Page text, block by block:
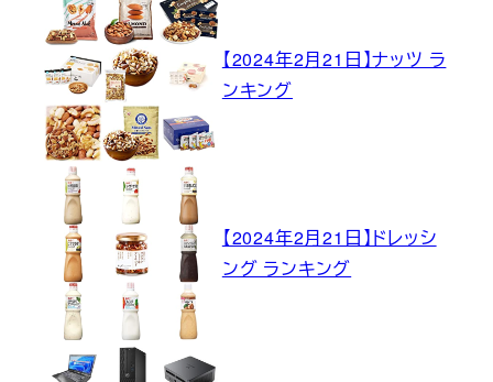
【2024年2月21日】ナッツ ラ
ンキング
【2024年2月21日】ドレッシ
ング ランキング